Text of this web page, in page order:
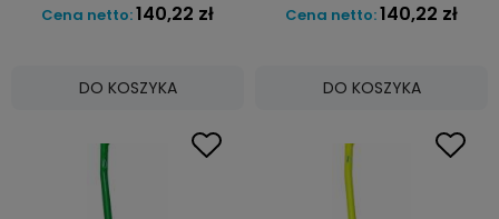
Cena netto:140,22 zł
DO KOSZYKA
Cena netto:140,22 zł
DO KOSZYKA